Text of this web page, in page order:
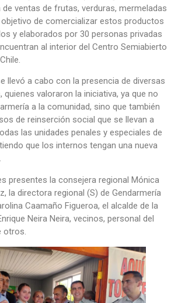
ventas de frutas, verduras, mermeladas
objetivo de comercializar estos productos
y elaborados por 30 personas privadas
al interior del Centro Semiabierto
llevó a cabo con la presencia de diversas
quienes valoraron la iniciativa, ya que no
a la comunidad, sino que también
de reinserción social que se llevan a
las unidades penales y especiales de
que los internos tengan una nueva
presentes la consejera regional Mónica
la directora regional (S) de Gendarmería
Caamaño Figueroa, el alcalde de la
Neira Neira, vecinos, personal del
otros.